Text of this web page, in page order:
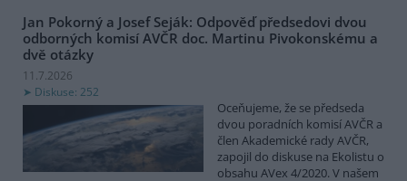
Jan Pokorný a Josef Seják: Odpověď předsedovi dvou
odborných komisí AVČR doc. Martinu Pivokonskému a
dvě otázky
11.7.2026
Diskuse: 252
Oceňujeme, že se předseda
dvou poradních komisí AVČR a
člen Akademické rady AVČR,
zapojil do diskuse na Ekolistu o
obsahu AVex 4/2020. V našem